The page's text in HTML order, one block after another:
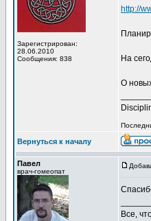
Зарегистрирован:
28.06.2010
Сообщения: 838
http://
На
О
Вернуться к началу
Павел
врач-гомеопат
Все,